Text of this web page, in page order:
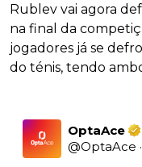
Rublev vai agora
na final da
jogadores já se
do ténis, tendo
OptaAce
@OptaAce ·